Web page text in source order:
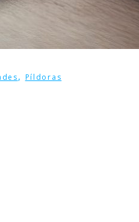
, Píldoras